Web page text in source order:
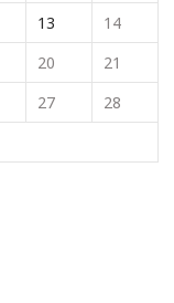
13
14
20
21
27
28